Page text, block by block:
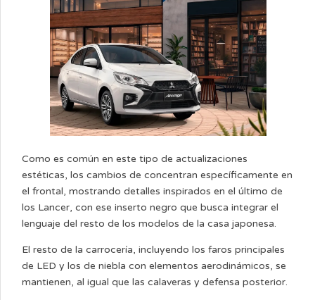
Como es común en este tipo de actualizaciones
estéticas, los cambios de concentran específicamente en
el frontal, mostrando detalles inspirados en el último de
los Lancer, con ese inserto negro que busca integrar el
lenguaje del resto de los modelos de la casa japonesa.
El resto de la carrocería, incluyendo los faros principales
de LED y los de niebla con elementos aerodinámicos, se
mantienen, al igual que las calaveras y defensa posterior.